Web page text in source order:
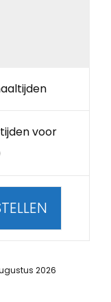
voor
2026